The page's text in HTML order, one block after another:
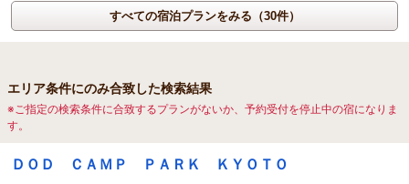
すべての宿泊プランをみる（30件）
エリア条件にのみ合致した検索結果
※ご指定の検索条件に合致するプランがないか、予約受付を停止中の宿になりま
す。
ＤＯＤ ＣＡＭＰ ＰＡＲＫ ＫＹＯＴＯ